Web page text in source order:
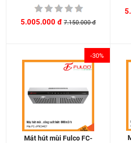
5.005.000 đ 7.150.000 đ
-30%
Mát hút mùi Fulco FC-